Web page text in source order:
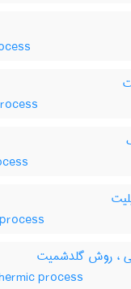
، روش گلدشمیت
process